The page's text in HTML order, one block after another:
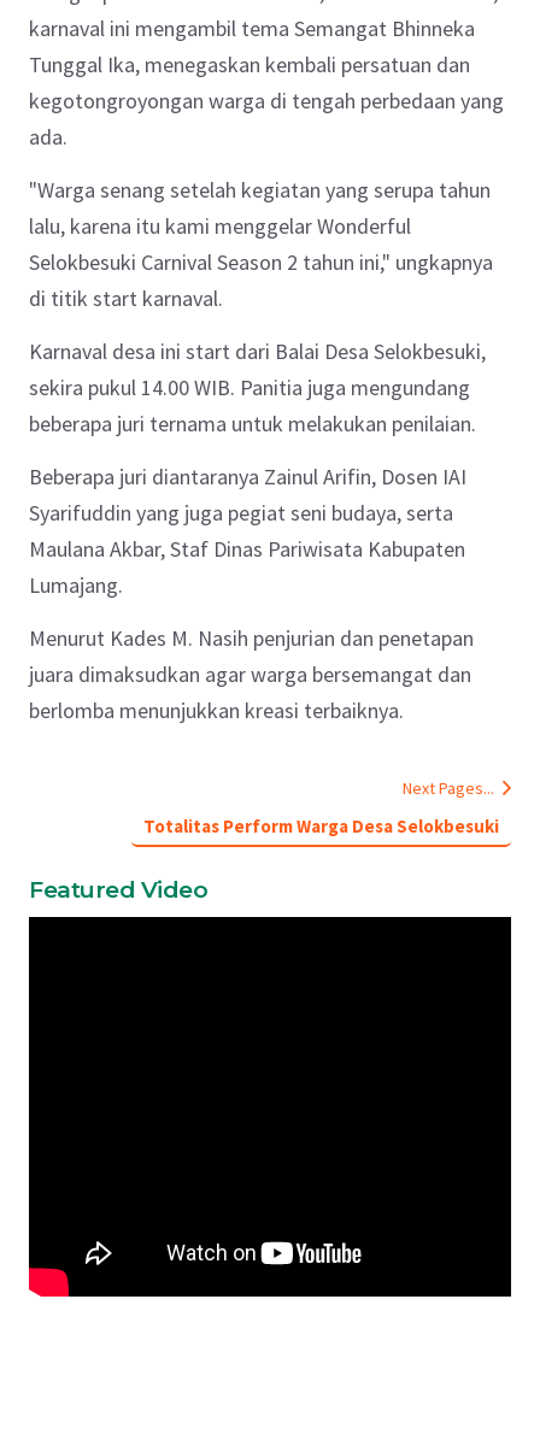
karnaval ini mengambil tema Semangat Bhinneka
Tunggal Ika, menegaskan kembali persatuan dan
kegotongroyongan warga di tengah perbedaan yang
ada.
"Warga senang setelah kegiatan yang serupa tahun
lalu, karena itu kami menggelar Wonderful
Selokbesuki Carnival Season 2 tahun ini," ungkapnya
di titik start karnaval.
Karnaval desa ini start dari Balai Desa Selokbesuki,
sekira pukul 14.00 WIB. Panitia juga mengundang
beberapa juri ternama untuk melakukan penilaian.
Beberapa juri diantaranya Zainul Arifin, Dosen IAI
Syarifuddin yang juga pegiat seni budaya, serta
Maulana Akbar, Staf Dinas Pariwisata Kabupaten
Lumajang.
Menurut Kades M. Nasih penjurian dan penetapan
juara dimaksudkan agar warga bersemangat dan
berlomba menunjukkan kreasi terbaiknya.
Next Pages...
Totalitas Perform Warga Desa Selokbesuki
Featured Video